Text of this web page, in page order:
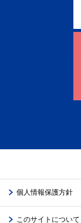
個人情報保護方針
このサイトについて